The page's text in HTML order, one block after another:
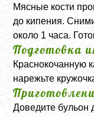
Мясные кости
до кипения.
около 1 часа.
Подготовка
Краснокочанную
нарежьте
Доведите бульон